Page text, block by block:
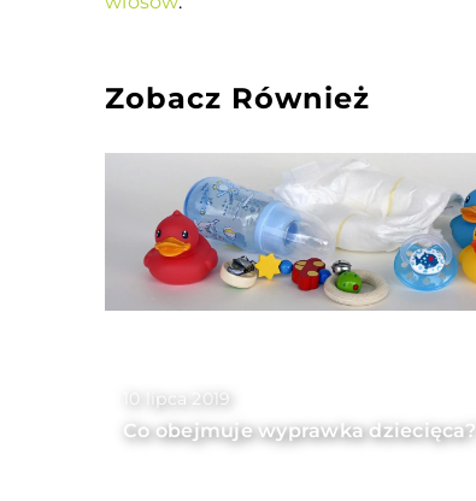
Zobacz Również
10 lipca 2019
Co obejmuje wyprawka dziecięca?